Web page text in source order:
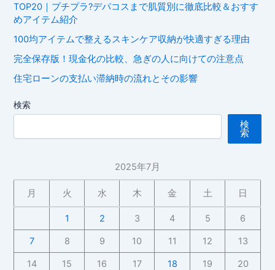
TOP20｜プチプラ?デパコスまで肌質別に徹底比較＆おすす
めアイテム紹介
100均アイテムで整えるスキンケア収納が快適すぎる理由
完全保存版！現金化の比較、急ぎの人に向けての注意点
住宅ローンの支払い滞納時の流れとその影響
検索
検
索
2025年7月
月 火 水 木 金 土 日
1 2 3 4 5 6
7 8 9 10 11 12 13
14 15 16 17 18 19 20